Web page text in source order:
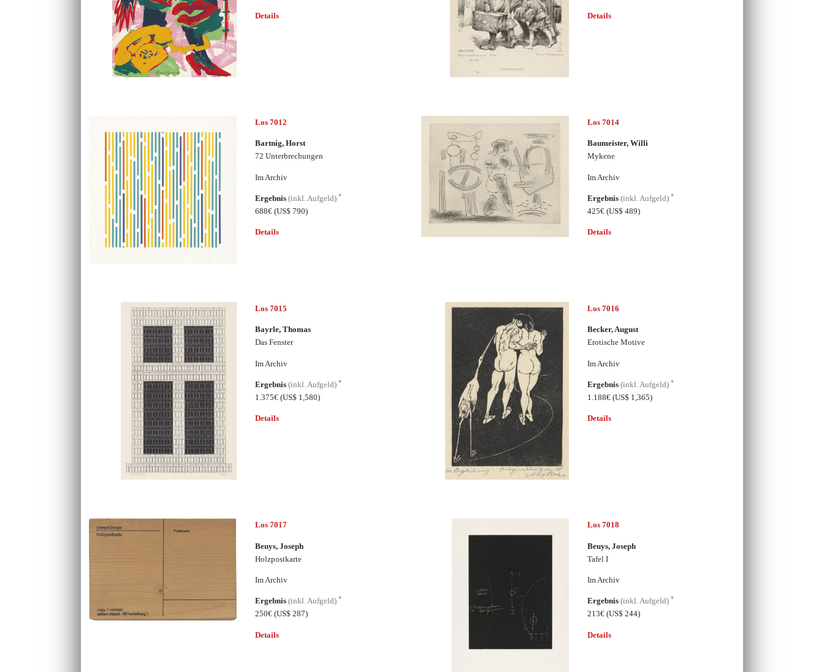
Details Details
Los 7012
Bartnig, Horst
72 Unterbrechungen
Im Archiv
Ergebnis(inkl. Aufgeld)*
688€(US$ 790)
Details
Los 7014
Baumeister, Willi
Mykene
Im Archiv
Ergebnis (inkl. Aufgeld) *
425€ (US$ 489)
Details
Los 7015
Bayrle, Thomas
Das Fenster
Im Archiv
Ergebnis(inkl. Aufgeld)*
1.375€(US$ 1,580)
Details
Los 7016
Becker, August
Erotische Motive
Im Archiv
Ergebnis (inkl. Aufgeld) *
1.188€ (US$ 1,365)
Details
Los 7017
Beuys, Joseph
Holzpostkarte
Im Archiv
Ergebnis(inkl. Aufgeld)*
250€(US$ 287)
Details
Los 7018
Beuys, Joseph
Tafel I
Im Archiv
Ergebnis (inkl. Aufgeld) *
213€ (US$ 244)
Details